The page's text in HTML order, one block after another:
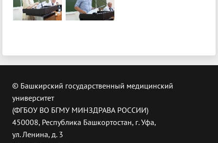
© Башкирский государственный медицинский
университет
(ФГБОУ ВО БГМУ МИНЗДРАВА РОССИИ)
450008, Республика Башкортостан, г. Уфа,
ул. Ленина, д. 3